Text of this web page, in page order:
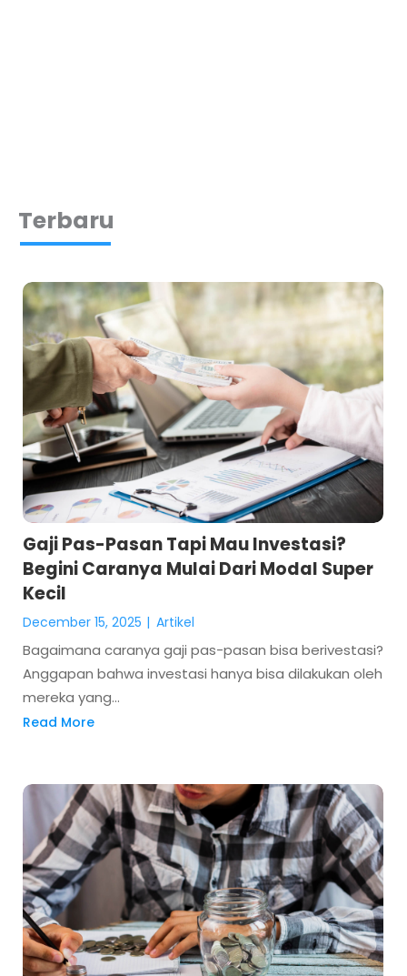
Terbaru
Gaji Pas-Pasan Tapi Mau Investasi?
Begini Caranya Mulai Dari Modal Super
Kecil
December 15, 2025 | Artikel
Bagaimana caranya gaji pas-pasan bisa berivestasi?
Anggapan bahwa investasi hanya bisa dilakukan oleh
mereka yang...
Read More